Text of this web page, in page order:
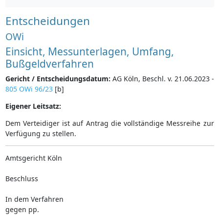
Entscheidungen
OWi
Einsicht, Messunterlagen, Umfang,
Bußgeldverfahren
Gericht / Entscheidungsdatum: AG Köln, Beschl. v. 21.06.2023 -
805 OWi 96/23[b]
Eigener Leitsatz:
Dem Verteidiger ist auf Antrag die vollständige Messreihe zur
Verfügung zu stellen.
Amtsgericht Köln
Beschluss
In dem Verfahren
gegen pp.